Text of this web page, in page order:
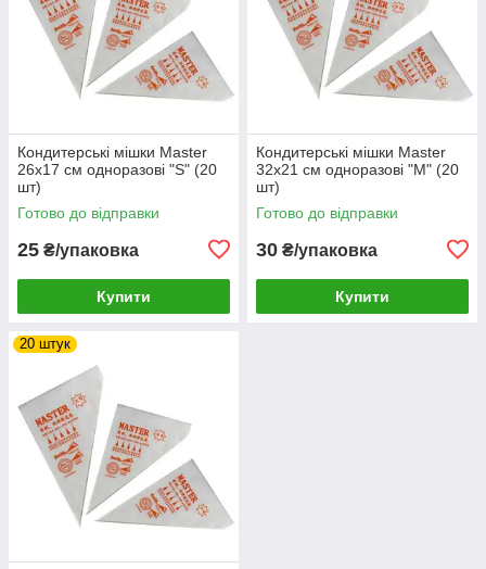
Кондитерські мішки Master
26х17 см одноразові "S" (20
шт)
Готово до відправки
25 ₴/упаковка
Купити
Кондитерські мішки Master
32х21 см одноразові "M" (20
шт)
Готово до відправки
30 ₴/упаковка
Купити
20 штук